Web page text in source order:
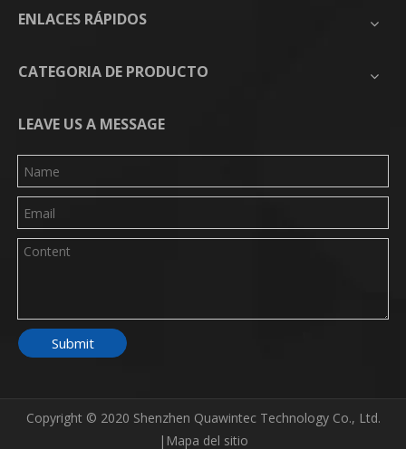
ENLACES RÁPIDOS
CATEGORIA DE PRODUCTO
LEAVE US A MESSAGE
Submit
Copyright © 2020 Shenzhen Quawintec Technology Co., Ltd.
| Mapa del sitio